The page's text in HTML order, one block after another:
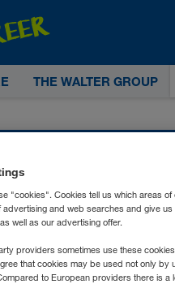
THE WALTER GROUP
"cookies". Cookies tell us which areas
advertising and web searches and give
well as our advertising offer.
providers sometimes use these
that cookies may be used not only
to European providers there is